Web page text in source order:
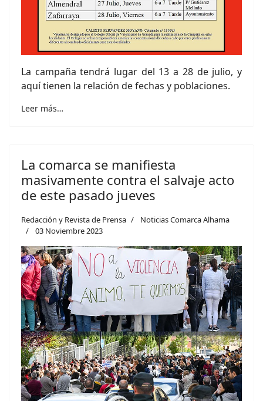
La campaña tendrá lugar del 13 a 28 de julio, y
aquí tienen la relación de fechas y poblaciones.
Leer más…
La comarca se manifiesta
masivamente contra el salvaje acto
de este pasado jueves
Redacción y Revista de Prensa
Noticias Comarca Alhama
03 Noviembre 2023